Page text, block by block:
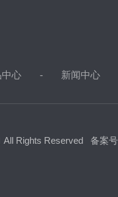
中心 新闻中心
All Rights Reserved 备案